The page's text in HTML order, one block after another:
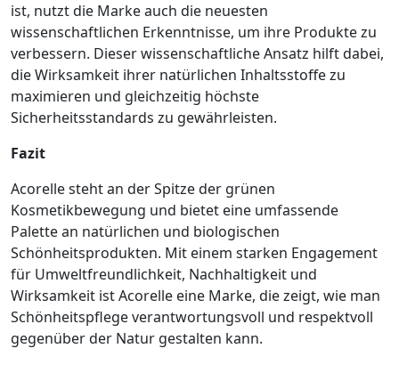
ist, nutzt die Marke auch die neuesten
wissenschaftlichen Erkenntnisse, um ihre Produkte zu
verbessern. Dieser wissenschaftliche Ansatz hilft dabei,
die Wirksamkeit ihrer natürlichen Inhaltsstoffe zu
maximieren und gleichzeitig höchste
Sicherheitsstandards zu gewährleisten.
Fazit
Acorelle steht an der Spitze der grünen
Kosmetikbewegung und bietet eine umfassende
Palette an natürlichen und biologischen
Schönheitsprodukten. Mit einem starken Engagement
für Umweltfreundlichkeit, Nachhaltigkeit und
Wirksamkeit ist Acorelle eine Marke, die zeigt, wie man
Schönheitspflege verantwortungsvoll und respektvoll
gegenüber der Natur gestalten kann.